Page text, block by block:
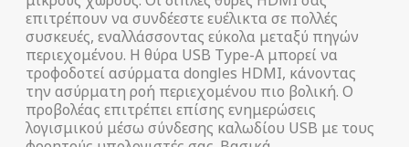
επιτρέπουν να συνδέεστε ευέλικτα σε πολλές
συσκευές, εναλλάσσοντας εύκολα μεταξύ πηγών
περιεχομένου. Η θύρα USB Type-A μπορεί να
τροφοδοτεί ασύρματα dongles HDMI, κάνοντας
την ασύρματη ροή περιεχομένου πιο βολική. Ο
προβολέας επιτρέπει επίσης ενημερώσεις
λογισμικού μέσω σύνδεσης καλωδίου USB με τους